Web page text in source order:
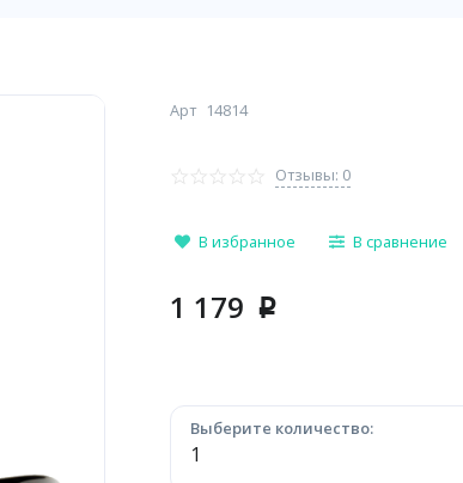
Арт 14814
Отзывы: 0
В избранное В сравнение
1 179 p
Выберите количество: